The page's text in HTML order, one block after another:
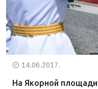
14.06.2017.
На Якорной